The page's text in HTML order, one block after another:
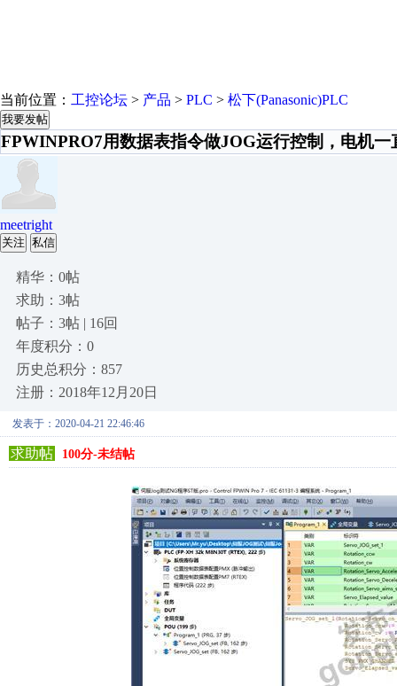
当前位置： 工控论坛 > 产品 > PLC > 松下(Panasonic)PLC
我要发帖
FPWINPRO7用数据表指令做JOG运行控制，电机一
meetright
关注 私信
精华：0帖
求助：3帖
帖子：3帖 | 16回
年度积分：0
历史总积分：857
注册：2018年12月20日
发表于：2020-04-21 22:46:46
求助帖 100分-未结帖